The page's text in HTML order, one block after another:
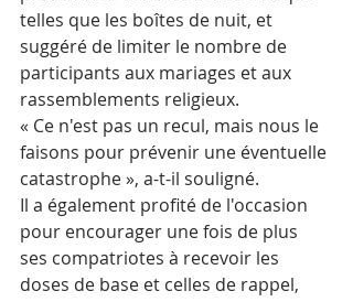
telles que les boîtes de nuit, et
suggéré de limiter le nombre de
participants aux mariages et aux
rassemblements religieux.
« Ce n'est pas un recul, mais nous le
faisons pour prévenir une éventuelle
catastrophe », a-t-il souligné.
Il a également profité de l'occasion
pour encourager une fois de plus
ses compatriotes à recevoir les
doses de base et celles de rappel,